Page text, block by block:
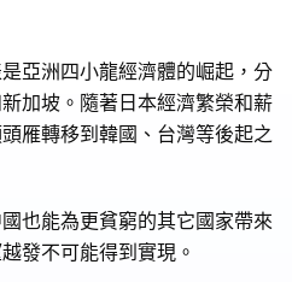
亞洲四小龍經濟體的崛起，分
加坡。隨著日本經濟繁榮和薪
雁轉移到韓國、台灣等後起之
也能為更貧窮的其它國家帶來
發不可能得到實現。